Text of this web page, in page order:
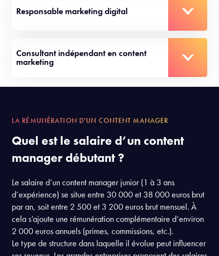
Responsable marketing digital
Consultant indépendant en content
marketing
LA RÉMUNÉRATION D'UN CONTENT MANAGER
Quel est le salaire d’un content
manager débutant ?
Le salaire d’un content manager junior (1 à 3 ans
d’expérience) se situe entre 30 000 et 38 000 euros brut
par an, soit entre 2 500 et 3 200 euros brut mensuel. À
cela s’ajoute une rémunération complémentaire d’environ
2 000 euros annuels (primes, commissions, etc.).
Le type de structure dans laquelle il évolue peut influencer